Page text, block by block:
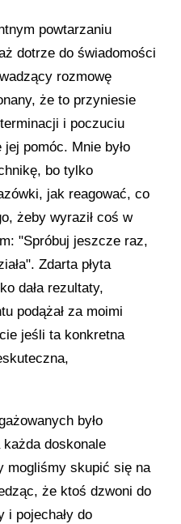
powtarzaniu
dotrze do świadomości
rozmowę
że to przyniesie
i poczuciu
pomóc. Mnie było
bo tylko
jak reagować, co
żeby wyraził coś w
"Spróbuj jeszcze raz,
Zdarta płyta
dała rezultaty,
podążał za moimi
jeśli ta konkretna
było
doskonale
mogliśmy skupić się na
że ktoś dzwoni do
i pojechały do